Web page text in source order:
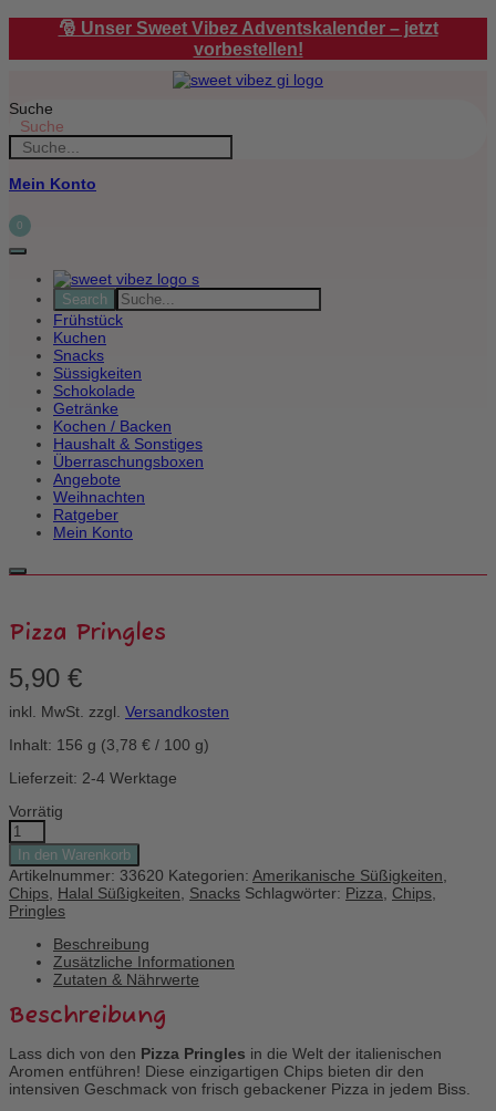
springen
🎅 Unser Sweet Vibez Adventskalender – jetzt
vorbestellen!
Suche
Suche
Mein Konto
0
Frühstück
Kuchen
Snacks
Süssigkeiten
Schokolade
Getränke
Kochen / Backen
Haushalt & Sonstiges
Überraschungsboxen
Angebote
Weihnachten
Ratgeber
Mein Konto
Pizza Pringles
5,90 €
inkl. MwSt. zzgl. Versandkosten
Inhalt: 156 g (3,78 € / 100 g)
Lieferzeit: 2-4 Werktage
Vorrätig
Pizza
Pringles
Menge
In den Warenkorb
Artikelnummer: 33620 Kategorien: Amerikanische Süßigkeiten
Chips Halal Süßigkeiten Snacks Schlagwörter: Pizza Chips
Pringles
Beschreibung
Zusätzliche Informationen
Zutaten & Nährwerte
Beschreibung
Lass dich von den Pizza Pringles in die Welt der italienischen
Aromen entführen! Diese einzigartigen Chips bieten dir den
intensiven Geschmack von frisch gebackener Pizza in jedem Biss.